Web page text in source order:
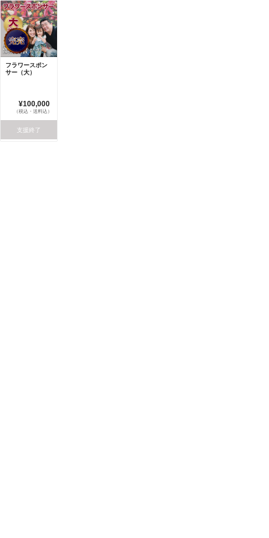
フラワースポン
サー（大）
¥100,000
（税込・送料込）
支援終了